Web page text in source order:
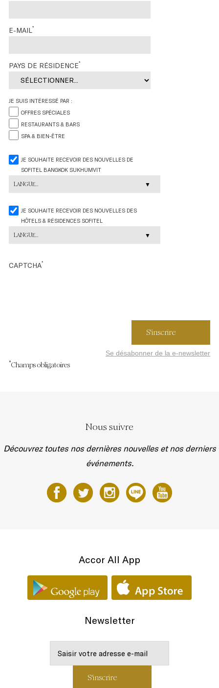
E-MAIL*
PAYS DE RÉSIDENCE*
JE SUIS INTÉRESSÉ PAR :
OFFRES SPÉCIALES
RESTAURANTS & BARS
SPA & BIEN-ÊTRE
JE SOUHAITE RECEVOIR DES NOUVELLES DE
SOFITEL BANGKOK SUKHUMVIT
LANGUE...
JE SOUHAITE RECEVOIR DES NOUVELLES DES
HÔTELS & RÉSIDENCES SOFITEL
LANGUE...
CAPTCHA*
Se désabonner de la e-newsletter
*Champs obligatoires
Nous suivre
Découvrez toutes nos dernières nouvelles et nos derniers
événements.
Accor All App
Newsletter